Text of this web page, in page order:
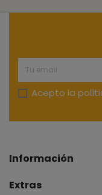
Acepto la
Información
Extras